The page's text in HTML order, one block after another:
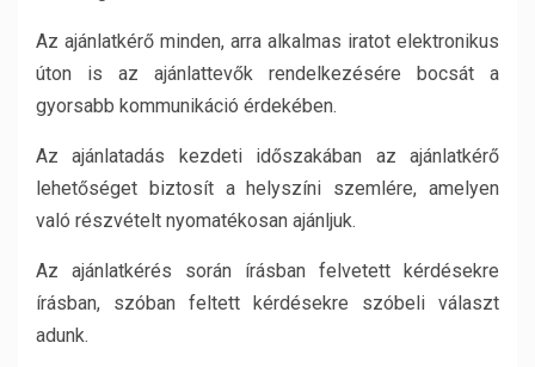
Az ajánlatkérő minden, arra alkalmas iratot elektronikus
úton is az ajánlattevők rendelkezésére bocsát a
gyorsabb kommunikáció érdekében.
Az ajánlatadás kezdeti időszakában az ajánlatkérő
lehetőséget biztosít a helyszíni szemlére, amelyen
való részvételt nyomatékosan ajánljuk.
Az ajánlatkérés során írásban felvetett kérdésekre
írásban, szóban feltett kérdésekre szóbeli választ
adunk.